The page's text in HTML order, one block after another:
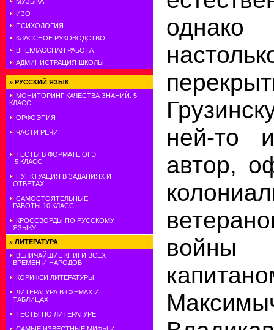
ИЗО
ПСИХОЛОГИЯ
КЛАССНОЕ РУКОВОДСТВО
ВНЕКЛАССНАЯ РАБОТА
АДМИНИСТРАЦИЯ ШКОЛЫ
» РУССКИЙ ЯЗЫК
МОНИТОРИНГ КАЧЕСТВА ЗНАНИЙ. 5
КЛАСС
ОРФОЭПИЯ
ЧАСТИ РЕЧИ
ТЕСТЫ В ФОРМАТЕ ОГЭ.
5 КЛАСС
ПУНКТУАЦИЯ В ЗАДАНИЯХ И
ОТВЕТАХ
САМОСТОЯТЕЛЬНЫЕ
РАБОТЫ.10 КЛАСС
КРОССВОРДЫ ПО РУССКОМУ
ЯЗЫКУ
» ЛИТЕРАТУРА
ВЕЛИЧАЙШИЕ КНИГИ ВСЕХ
ВРЕМЕН И НАРОДОВ
КОРИФЕИ ЛИТЕРАТУРЫ
ЛИТЕРАТУРА В СХЕМАХ И
ТАБЛИЦАХ
ТЕСТЫ ПО ЛИТЕРАТУРЕ
ней-то
автор,